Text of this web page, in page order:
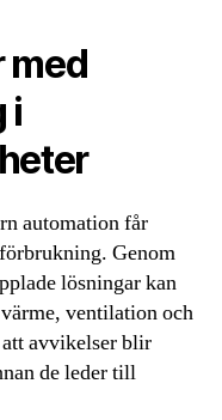
med
i
automation får
Genom
lösningar kan
ventilation och
avvikelser blir
de leder till